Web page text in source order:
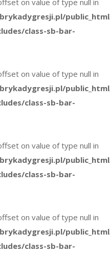
on value of type null in
class-sb-bar-
on value of type null in
class-sb-bar-
on value of type null in
class-sb-bar-
on value of type null in
class-sb-bar-